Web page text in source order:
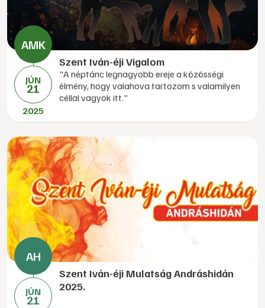
JÚN
21
2025
Szent Iván-éji Vigalom
"A néptánc legnagyobb ereje a közösségi
élmény, hogy valahova tartozom s valamilyen
céllal vagyok itt."
JÚN
21
Szent Iván-éji Mulatság Andráshidán
2025.